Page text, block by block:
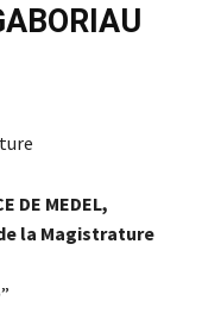
DE MEDEL,
la Magistrature
”